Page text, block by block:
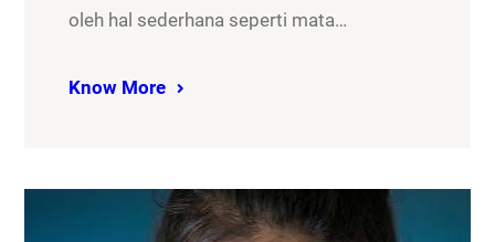
oleh hal sederhana seperti mata…
Know More